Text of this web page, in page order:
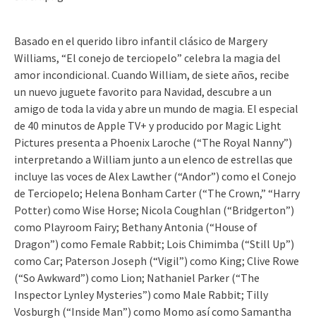
Basado en el querido libro infantil clásico de Margery
Williams, “El conejo de terciopelo” celebra la magia del
amor incondicional. Cuando William, de siete años, recibe
un nuevo juguete favorito para Navidad, descubre a un
amigo de toda la vida y abre un mundo de magia. El especial
de 40 minutos de Apple TV+ y producido por Magic Light
Pictures presenta a Phoenix Laroche (“The Royal Nanny”)
interpretando a William junto a un elenco de estrellas que
incluye las voces de Alex Lawther (“Andor”) como el Conejo
de Terciopelo; Helena Bonham Carter (“The Crown,” “Harry
Potter) como Wise Horse; Nicola Coughlan (“Bridgerton”)
como Playroom Fairy; Bethany Antonia (“House of
Dragon”) como Female Rabbit; Lois Chimimba (“Still Up”)
como Car; Paterson Joseph (“Vigil”) como King; Clive Rowe
(“So Awkward”) como Lion; Nathaniel Parker (“The
Inspector Lynley Mysteries”) como Male Rabbit; Tilly
Vosburgh (“Inside Man”) como Momo así como Samantha